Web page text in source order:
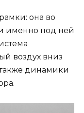
она во
именно под ней
воздух вниз
динамики